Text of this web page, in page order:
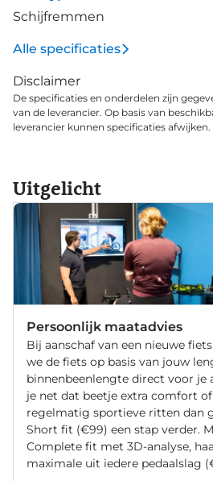
Schijfremmen
Alle specificaties
Disclaimer
De specificaties en onderdelen zijn
van de leverancier. Op basis van
leverancier kunnen specificaties afwijken.
Uitgelicht
Persoonlijk maatadvies
Bij aanschaf van een nieuwe
we de fiets op basis van jouw
binnenbeenlengte direct voor je
je net dat beetje extra comfort
regelmatig sportieve ritten dan
Short fit (€99) een stap verder.
Complete fit met 3D-analyse,
maximale uit iedere pedaalslag